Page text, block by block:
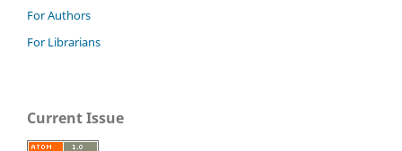
For Authors
For Librarians
Current Issue